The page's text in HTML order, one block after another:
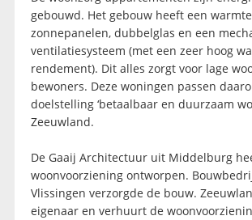
gebouwd. Het gebouw heeft een
zonnepanelen, dubbelglas en een
ventilatiesysteem (met een zeer hoog
rendement). Dit alles zorgt voor lage
bewoners. Deze woningen passen
doelstelling ‘betaalbaar en duurzaam
Zeeuwland.
De Gaaij Architectuur uit Middelburg
woonvoorziening ontworpen.
Vlissingen verzorgde de bouw.
eigenaar en verhuurt de